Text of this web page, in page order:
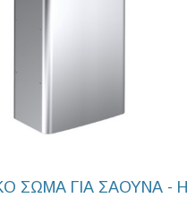
ΣΩΜΑ ΓΙΑ ΣΑΟΥΝΑ -